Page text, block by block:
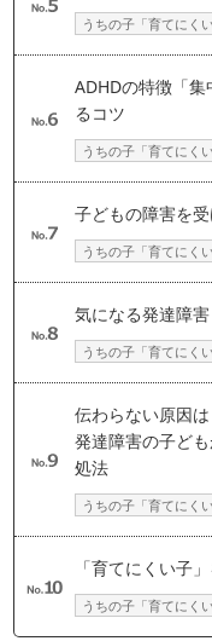
うちの子「育てにく
ADHDの特徴「
るコツ
うちの子「育てにく
子どもの障害を
うちの子「育てにく
気になる発達障害
うちの子「育てにく
伝わらない原因
発達障害の子ど
処法
うちの子「育てにく
「育てにくい子
うちの子「育てにく